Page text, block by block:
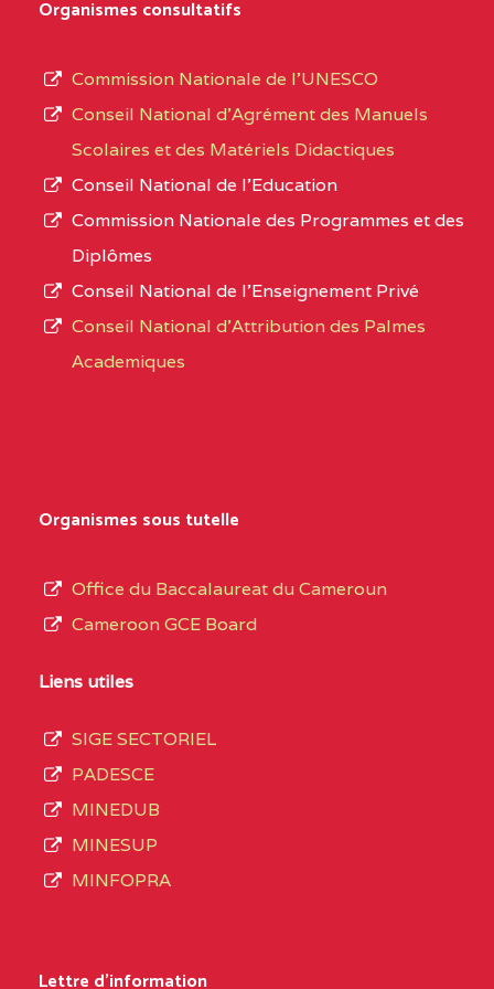
PROFESSIONNEL
(CEGEP) STE FOI BP
:4740 YAOUNDE
CENTRE
COLLEGE PANAFRICAIN
DE L'EXCELLENCE BP
CENTRE
COLLEGE PRIVE
CENTRE
COLLEGE PRIVE LAIC
SAINT MICHEL
CENTRE
CENTRE
type
L’offre
d’éducation
de
du
de
septembre
2020
compte
3408
Organismes consultatifs
Commission Nationale de l’UNESCO
Conseil National d’Agrément des Manuels
Scolaires et des Matériels Didactiques
Conseil National de l’Education
Commission Nationale des Programmes et des
Diplômes
Conseil National de l’Enseignement Privé
Conseil National d'Attribution des Palmes
Academiques
Organismes sous tutelle
Office du Baccalaureat du Cameroun
Cameroon GCE Board
Liens utiles
SIGE SECTORIEL
PADESCE
MINEDUB
MINESUP
MINFOPRA
Lettre d'information